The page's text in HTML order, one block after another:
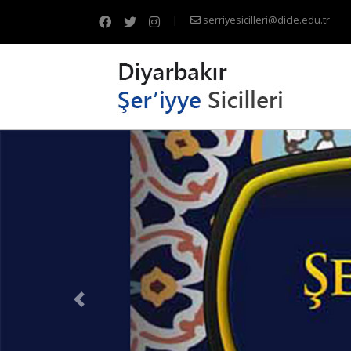
| serriyesicilleri@dicle.edu.tr
Previous